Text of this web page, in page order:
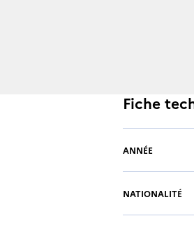
Fiche
ANNÉE
NATIONALITÉ